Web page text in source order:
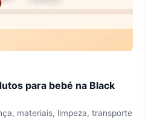
para bebé na Black
materiais, limpeza, transporte